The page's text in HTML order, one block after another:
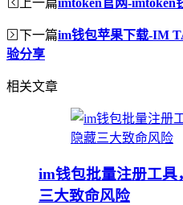
imtoken官网-imtoken
下一篇im钱包苹果下载-IM
验分享
相关文章
im钱包批量注册工具
三大致命风险